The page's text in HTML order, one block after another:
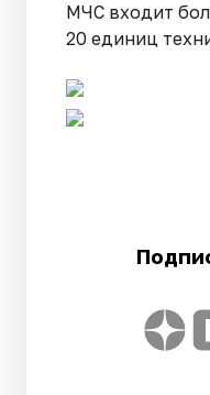
МЧС входит
20 единиц